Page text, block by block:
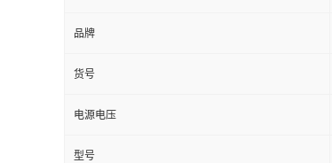
品牌
货号
电源电压
型号